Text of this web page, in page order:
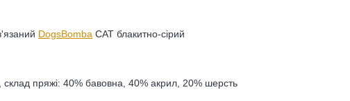
DogsBomba CAT блакитно-сірий
склад пряжі: 40% бавовна, 40% акрил, 20% шерсть